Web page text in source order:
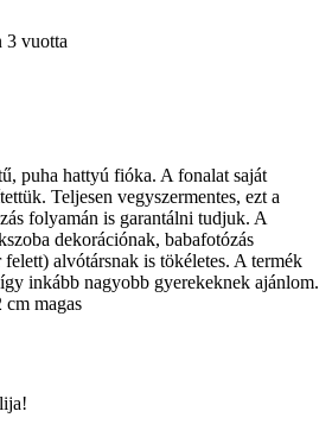
3 vuotta
puha hattyú fióka. A fonalat saját
Teljesen vegyszermentes, ezt a
folyamán is garantálni tudjuk. A
dekorációnak, babafotózás
alvótársnak is tökéletes. A termék
inkább nagyobb gyerekeknek ajánlom.
cm magas